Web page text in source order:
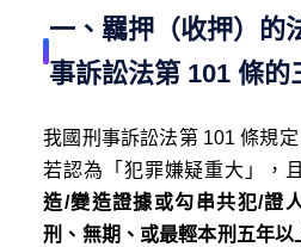
一、羈押（收押）的
事訴訟法第 101 條的
我國刑事訴訟法第 101 條規
若認為「犯罪嫌疑重大」，
造/變造證據或勾串共犯/證
刑、無期、或最輕本刑五年以